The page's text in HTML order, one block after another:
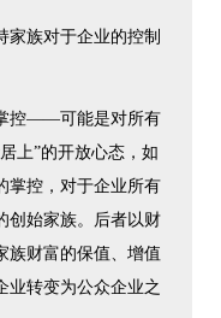
家族对于企业的控制
控——可能是对所有
上”的开放心态，如
掌控，对于企业所有
创始家族。后者以财
族财富的保值、增值
业转变为公众企业之